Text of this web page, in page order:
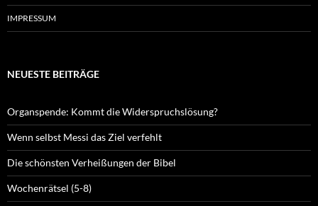
IMPRESSUM
NEUESTE BEITRÄGE
Organspende: Kommt die Widerspruchslösung?
Wenn selbst Messi das Ziel verfehlt
Die schönsten Verheißungen der Bibel
Wochenrätsel (5-8)